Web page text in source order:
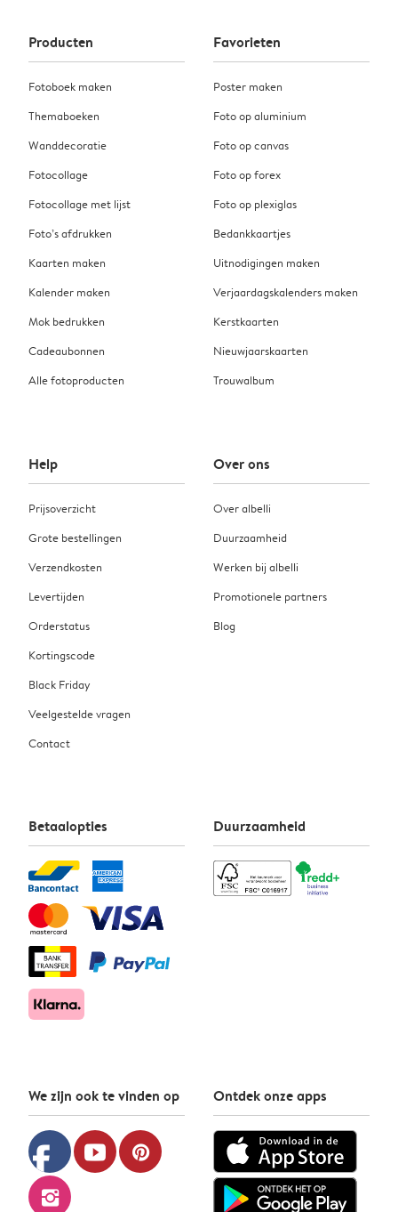
Producten
Fotoboek maken
Themaboeken
Wanddecoratie
Fotocollage
Fotocollage met lijst
Foto’s afdrukken
Kaarten maken
Kalender maken
Mok bedrukken
Cadeaubonnen
Alle fotoproducten
Favorieten
Poster maken
Foto op aluminium
Foto op canvas
Foto op forex
Foto op plexiglas
Bedankkaartjes
Uitnodigingen maken
Verjaardagskalenders maken
Kerstkaarten
Nieuwjaarskaarten
Trouwalbum
Help
Prijsoverzicht
Grote bestellingen
Verzendkosten
Levertijden
Orderstatus
Kortingscode
Black Friday
Veelgestelde vragen
Contact
Over ons
Over albelli
Duurzaamheid
Werken bij albelli
Promotionele partners
Blog
Betaalopties Duurzaamheid
We zijn ook te vinden op
facebook youtube pinterest
instagram
Ontdek onze apps